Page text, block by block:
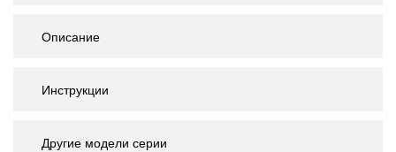
Описание
Инструкции
Другие модели серии